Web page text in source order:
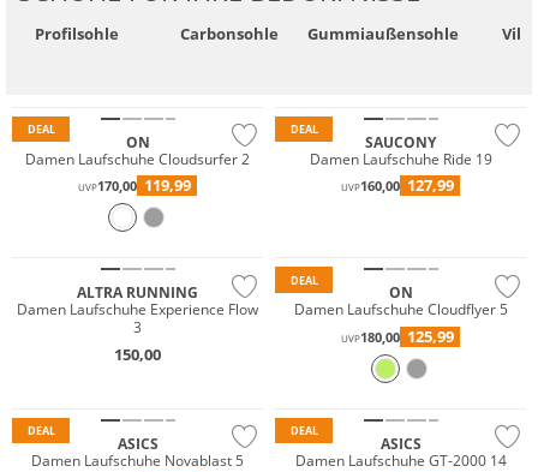
Profil­sohle Carbon­sohle Gummi­außensohle
DEAL
ON
Damen Laufschuhe Cloudsurfer 2
UVP170,00 119,99
DEAL
SAUCONY
Damen Laufschuhe Ride 19
UVP160,00 127,99
ALTRA RUNNING
Damen Laufschuhe Experience Flow
3
150,00
DEAL
ON
Damen Laufschuhe Cloudflyer 5
UVP180,00 125,99
DEAL
ASICS
Damen Laufschuhe Novablast 5
DEAL
ASICS
Damen Laufschuhe GT-2000 14